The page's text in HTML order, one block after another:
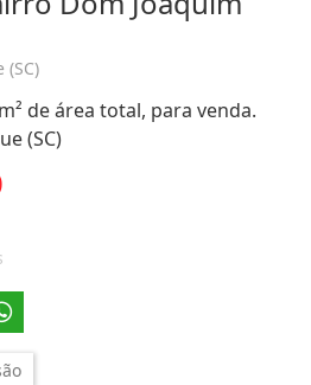
(SC)
de área total, para venda.
(SC)